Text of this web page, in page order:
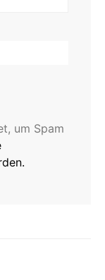
um Spam